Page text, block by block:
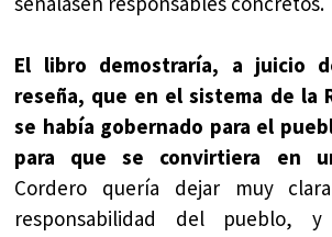
El libro demostraría, a juicio
reseña, que en el sistema de la
se había gobernado para el
para que se convirtiera en
Cordero quería dejar muy
responsabilidad del pueblo,